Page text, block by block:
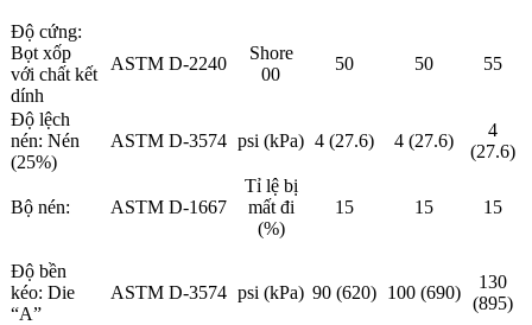
Độ cứng:
Bọt xốp
với chất kết
dính
ASTM D-2240
Shore
00
50 50 55
Độ lệch
nén: Nén
(25%)
ASTM D-3574 psi (kPa) 4 (27.6) 4 (27.6)
4
(27.6)
Bộ nén: ASTM D-1667
Tỉ lệ bị
mất đi
(%)
15 15 15
Độ bền
kéo: Die
“A”
ASTM D-3574 psi (kPa) 90 (620) 100 (690)
130
(895)